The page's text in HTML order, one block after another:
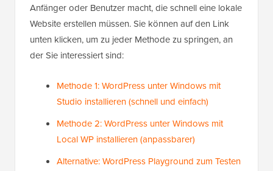
Anfänger oder Benutzer macht, die schnell eine lokale
Website erstellen müssen. Sie können auf den Link
unten klicken, um zu jeder Methode zu springen, an
der Sie interessiert sind:
Methode 1: WordPress unter Windows mit
Studio installieren (schnell und einfach)
Methode 2: WordPress unter Windows mit
Local WP installieren (anpassbarer)
Alternative: WordPress Playground zum Testen